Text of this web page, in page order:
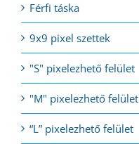
Férfi táska
9x9 pixel szettek
"S" pixelezhető felület
"M" pixelezhető felület
“L” pixelezhető felület